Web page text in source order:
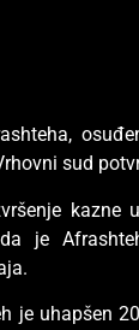
sud
kazne
je
je uhapšen